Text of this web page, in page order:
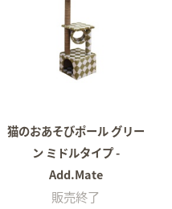
猫のおあそびポール グリー
ン ミドルタイプ -
Add.Mate
販売終了